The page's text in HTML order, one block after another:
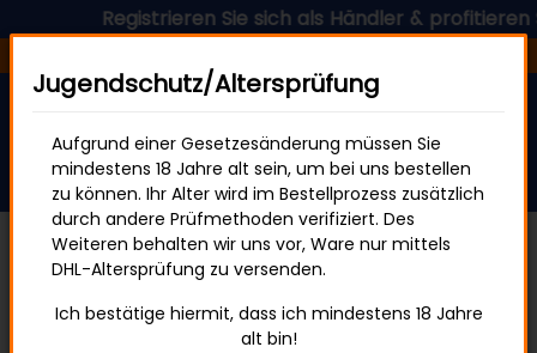
Registrieren Sie sich als Händler & profitieren
HQD CIRAK 2
Jugendschutz/Altersprüfung
Aufgrund einer Gesetzesänderung müssen Sie
mindestens 18 Jahre alt sein, um bei uns bestellen
zu können. Ihr Alter wird im Bestellprozess zusätzlich
durch andere Prüfmethoden verifiziert. Des
Weiteren behalten wir uns vor, Ware nur mittels
DHL-Altersprüfung zu versenden.
Ich bestätige hiermit, dass ich mindestens 18 Jahre
alt bin!